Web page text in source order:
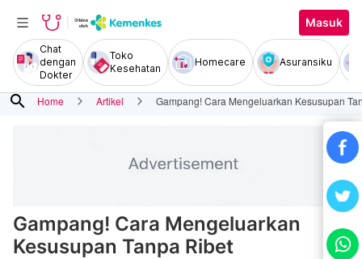
Masuk
Chat
dengan
Dokter
Toko
Kesehatan
Homecare Asuransiku
search Home Artikel Gampang! Cara Mengeluarkan Kesusupan
Gampang! Cara Mengeluarkan
Kesusupan Tanpa Ribet